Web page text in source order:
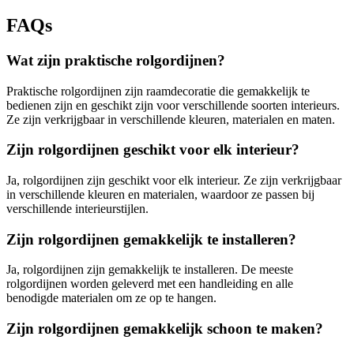
FAQs
Wat zijn praktische rolgordijnen?
Praktische rolgordijnen zijn raamdecoratie die gemakkelijk te
bedienen zijn en geschikt zijn voor verschillende soorten interieurs.
Ze zijn verkrijgbaar in verschillende kleuren, materialen en maten.
Zijn rolgordijnen geschikt voor elk interieur?
Ja, rolgordijnen zijn geschikt voor elk interieur. Ze zijn verkrijgbaar
in verschillende kleuren en materialen, waardoor ze passen bij
verschillende interieurstijlen.
Zijn rolgordijnen gemakkelijk te installeren?
Ja, rolgordijnen zijn gemakkelijk te installeren. De meeste
rolgordijnen worden geleverd met een handleiding en alle
benodigde materialen om ze op te hangen.
Zijn rolgordijnen gemakkelijk schoon te maken?